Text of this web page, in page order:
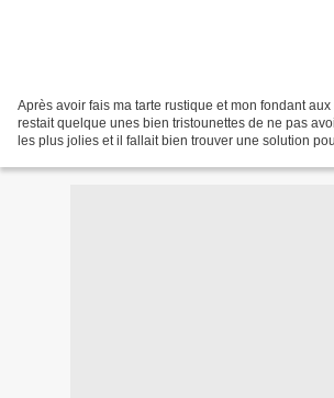
Après avoir fais ma tarte rustique et mon fondant
restait quelque unes bien tristounettes de ne pas
les plus jolies et il fallait bien trouver une solution